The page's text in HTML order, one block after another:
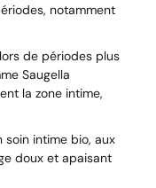
notamment
de périodes plus
Saugella
la zone intime,
soin intime bio, aux
doux et apaisant